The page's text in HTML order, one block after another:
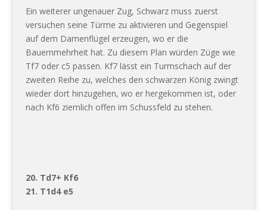
Ein weiterer ungenauer Zug, Schwarz muss zuerst
versuchen seine Türme zu aktivieren und Gegenspiel
auf dem Damenflügel erzeugen, wo er die
Bauernmehrheit hat. Zu diesem Plan würden Züge wie
Tf7 oder c5 passen. Kf7 lässt ein Turmschach auf der
zweiten Reihe zu, welches den schwarzen König zwingt
wieder dort hinzugehen, wo er hergekommen ist, oder
nach Kf6 ziemlich offen im Schussfeld zu stehen.
20. Td7+ Kf6
21. T1d4 e5